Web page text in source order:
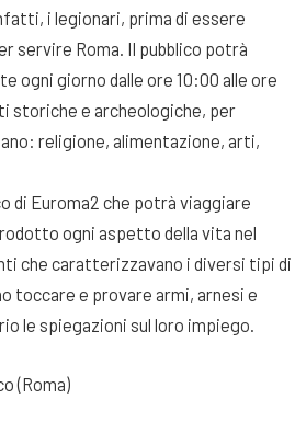
i legionari, prima di essere
servire Roma. Il pubblico potrà
ogni giorno dalle ore 10:00 alle ore
storiche e archeologiche, per
religione, alimentazione, arti,
di Euroma2 che potrà viaggiare
ogni aspetto della vita nel
che caratterizzavano i diversi tipi di
toccare e provare armi, arnesi e
le spiegazioni sul loro impiego.
(Roma)